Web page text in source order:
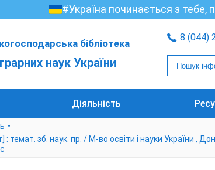
#Україна починається з тебе,
бібліотека
наук України
8 (044)
Діяльність
зб. наук. пр. / М-во освіти і науки України ,